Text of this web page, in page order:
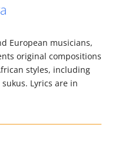
European musicians,
original compositions
styles, including
Lyrics are in